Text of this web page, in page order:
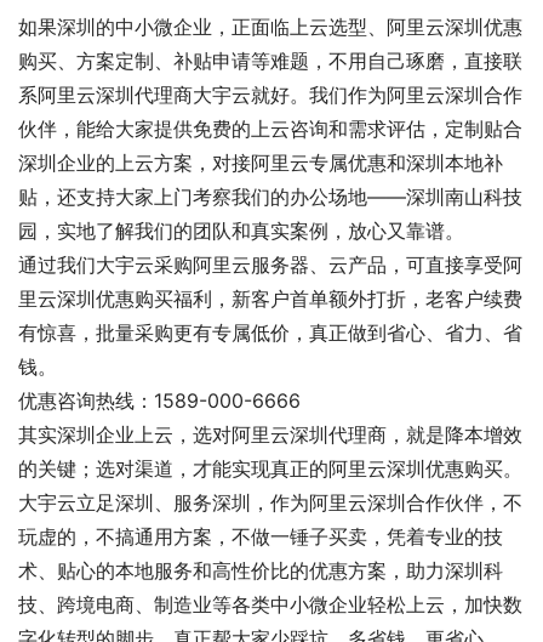
如果深圳的中小微企业，正面临上云选型、阿里云深圳优惠
购买、方案定制、补贴申请等难题，不用自己琢磨，直接联
系阿里云深圳代理商大宇云就好。我们作为阿里云深圳合作
伙伴，能给大家提供免费的上云咨询和需求评估，定制贴合
深圳企业的上云方案，对接阿里云专属优惠和深圳本地补
贴，还支持大家上门考察我们的办公场地——深圳南山科技
园，实地了解我们的团队和真实案例，放心又靠谱。
通过我们大宇云采购阿里云服务器、云产品，可直接享受阿
里云深圳优惠购买福利，新客户首单额外打折，老客户续费
有惊喜，批量采购更有专属低价，真正做到省心、省力、省
钱。
优惠咨询热线：1589-000-6666
其实深圳企业上云，选对阿里云深圳代理商，就是降本增效
的关键；选对渠道，才能实现真正的阿里云深圳优惠购买。
大宇云立足深圳、服务深圳，作为阿里云深圳合作伙伴，不
玩虚的，不搞通用方案，不做一锤子买卖，凭着专业的技
术、贴心的本地服务和高性价比的优惠方案，助力深圳科
技、跨境电商、制造业等各类中小微企业轻松上云，加快数